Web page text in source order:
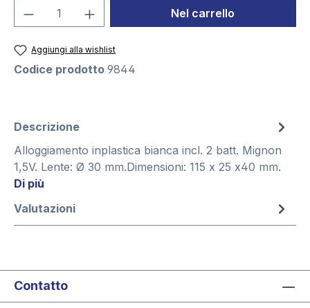
Quantità del prodotto: inserisci la
Nel carrello
Aggiungi alla wishlist
Codice prodotto 9844
Descrizione
Alloggiamento inplastica bianca incl. 2 batt. Mignon
1,5V. Lente: Ø 30 mm.Dimensioni: 115 x 25 x40 mm.
Di più
Valutazioni
Contatto